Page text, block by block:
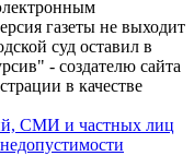
газеты не выходит
суд оставил в
- создателю сайта
в качестве
СМИ и частных лиц